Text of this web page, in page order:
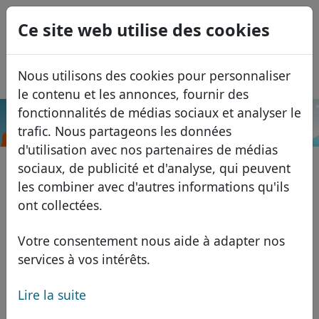
Ce site web utilise des cookies
Nous utilisons des cookies pour personnaliser
le contenu et les annonces, fournir des
fonctionnalités de médias sociaux et analyser le
trafic. Nous partageons les données
d'utilisation avec nos partenaires de médias
sociaux, de publicité et d'analyse, qui peuvent
les combiner avec d'autres informations qu'ils
ont collectées.
Votre consentement nous aide à adapter nos
services à vos intérêts.
Lire la suite
Domaines
Base de données de domaines
Domaines africains
Domaines européens
Domaines nord-américains
Liste des prix
Transférer
Recherche
ID Protect
WHOIS
FAQ
Blog
USD
EUR
GBP
Español
Italiano
Português
Română
Eesti
.tr Recherche